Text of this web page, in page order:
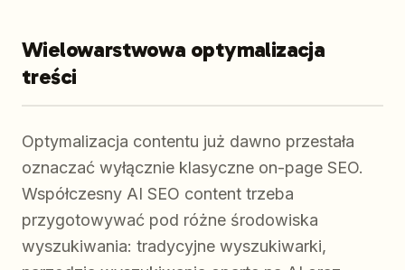
Wielowarstwowa optymalizacja
treści
Optymalizacja contentu już dawno przestała
oznaczać wyłącznie klasyczne on-page SEO.
Współczesny AI SEO content trzeba
przygotowywać pod różne środowiska
wyszukiwania: tradycyjne wyszukiwarki,